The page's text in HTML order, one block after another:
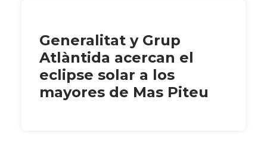
Generalitat y Grup
Atlàntida acercan el
eclipse solar a los
mayores de Mas Piteu